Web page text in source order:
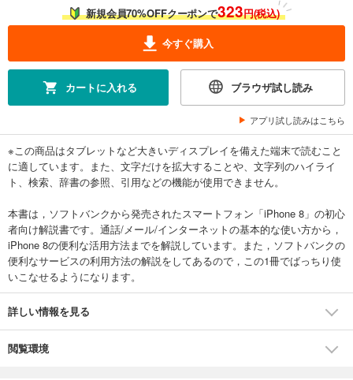
新規会員70%OFFクーポンで323円(税込)
今すぐ購入
カートに入れる ブラウザ試し読み
アプリ試し読みはこちら
※この商品はタブレットなど大きいディスプレイを備えた端末で読むこと
に適しています。また、文字だけを拡大することや、文字列のハイライ
ト、検索、辞書の参照、引用などの機能が使用できません。
本書は，ソフトバンクから発売されたスマートフォン「iPhone 8」の初心
者向け解説書です。通話/メール/インターネットの基本的な使い方から，
iPhone 8の便利な活用方法までを解説しています。また，ソフトバンクの
便利なサービスの利用方法の解説をしてあるので，この1冊でばっちり使
いこなせるようになります。
詳しい情報を見る
閲覧環境